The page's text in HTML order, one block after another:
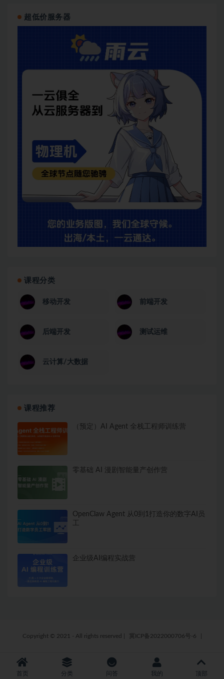
超低价服务器
课程分类
移动开发 前端开发
后端开发 测试运维
云计算/大数据
课程推荐
（预定）AI Agent 全栈工程师训练营
零基础 AI 漫剧智能量产创作营
OpenClaw Agent 从0到1打造你的数字AI员
工
企业级AI编程实战营
Copyright © 2021 - All rights reserved 冀ICP备2022000706号-6
首页 分类 问答 我的 顶部